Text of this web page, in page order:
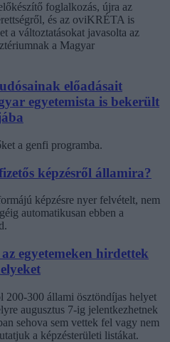
foglalkozás, újra az
és az oviKRÉTA is
a változtatásokat javasolta az
a Magyar
előadásait
egyetemista is bekerült
a genfi programba.
képzésről államira?
képzésre nyer felvételt, nem
automatikusan ebben a
egyetemeken hirdettek
200-300 állami ösztöndíjas helyet
augusztus 7-ig jelentkezhetnek
sehova sem vettek fel vagy nem
a képzésterületi listákat.